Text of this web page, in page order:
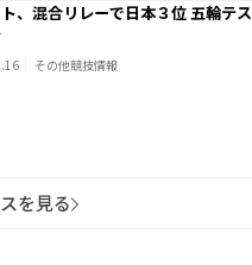
、混合リレーで日本３位 五輪テス
その他競技情報
を見る